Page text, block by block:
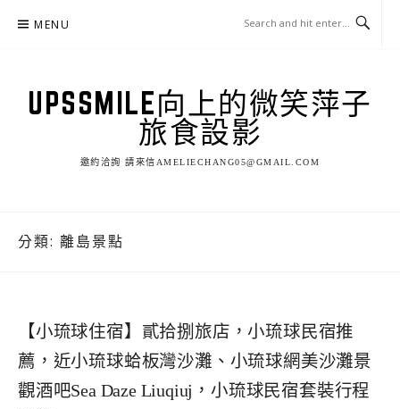
MENU
UPSSMILE向上的微笑萍子
旅食設影
邀約洽詢 請來信AMELIECHANG05@GMAIL.COM
分類: 離島景點
【小琉球住宿】貳拾捌旅店，小琉球民宿推
薦，近小琉球蛤板灣沙灘、小琉球網美沙灘景
觀酒吧Sea Daze Liuqiuj，小琉球民宿套裝行程